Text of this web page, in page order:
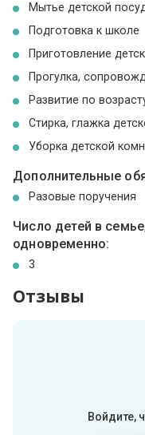
Мытье детской
Подготовка к школе
Приготовление
Прогулка,
Развитие по
Стирка, глажка
Уборка детской
Дополнительные
Разовые поручения
Число детей в
одновременно:
3
Отзывы
Войдите,